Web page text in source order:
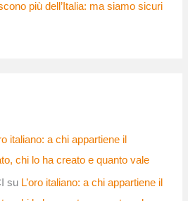
più dell’Italia: ma siamo sicuri
italiano: a chi appartiene il
chi lo ha creato e quanto vale
su L’oro italiano: a chi appartiene il